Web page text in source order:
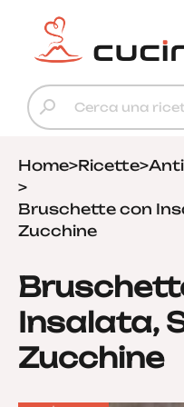
Home>Ricette>
>
Bruschette con
Zucchine
Insalata,
Zucchine